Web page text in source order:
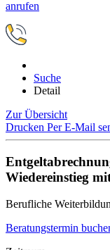
anrufen
Suche
Detail
Zur Übersicht
Drucken Per E-Mail
Wiedereinstieg
Berufliche
Beratungstermin